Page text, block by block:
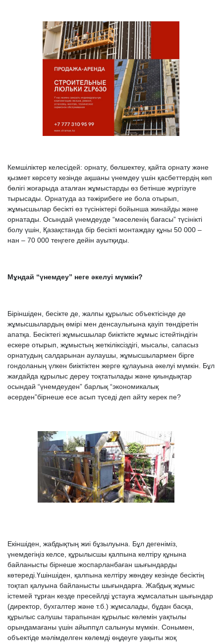
Кемшіліктер келесідей: орнату, бөлшектеу, қайта орнату және
қызмет көрсету кезінде ақшаны үнемдеу үшін қасбеттердің көп
бөлігі жоғарыда аталған жұмыстарды өз бетінше жүргізуге
тырысады. Орнатуда аз тәжірибеге ие бола отырып,
жұмысшылар бесікті өз түсініктері бойынша жинайды және
орнатады. Осындай үнемдеуде “мәселенің бағасы” түсінікті
болу үшін, Қазақстанда бір бесікті монтаждау құны 50 000 –
нан – 70 000 теңгеге дейін ауытқиды.
Мұндай “үнемдеу” неге әкелуі мүмкін?
Біріншіден, бесікте де, жалпы құрылыс объектісінде де
жұмысшылардың өмірі мен денсаулығына қауіп төндіретін
апатқа. Бесіктегі жұмысшылар биіктікте жұмыс істейтіндігін
ескере отырып, жұмыстың жеткіліксіздігі, мысалы, сапасыз
орнатудың салдарынан аулаушы, жұмысшылармен бірге
гондоланың үлкен биіктіктен жерге құлауына әкелуі мүмкін. Бұл
жағдайда құрылыс дереу тоқтатылады және қиындықтар
осындай “үнемдеуден” барлық “экономикалық
әсерден”бірнеше есе асып түседі деп айту керек пе?
Екіншіден, жабдықтың жиі бұзылуына. Бұл дегеніміз,
үнемдегіңіз келсе, құрылысшы қалпына келтіру құнына
байланысты бірнеше жоспарланбаған шығындарды
көтереді.Үшіншіден, қалпына келтіру жөндеу кезінде бесіктің
тоқтап қалуына байланысты шығындарға. Жабдық жұмыс
істемей тұрған кезде пресейлді ұстауға жұмсалатын шығындар
(директор, бухгалтер және т.б.) жұмсалады, бұдан басқа,
құрылыс салушы тарапынан құрылыс көлемін уақтылы
орындамағаны үшін айыппұл салынуы мүмкін. Сонымен,
объектіде мәлімделген көлемді өңдеуге уақыты жоқ